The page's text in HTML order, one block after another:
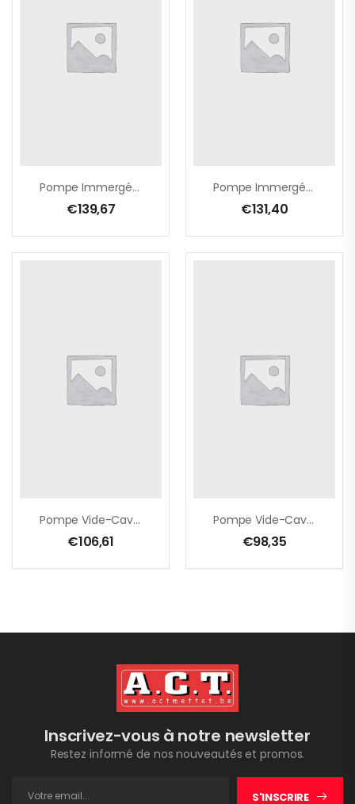
Pompe Immergée Pour Eau Chargée • 1100 W
€139,67
Pompe Immergée Pour Eau Claire • 1100 W
€131,40
Pompe Vide-Cave À Eau Chargée
€106,61
Pompe Vide-Cave À Eau Claire
€98,35
Inscrivez-vous à notre newsletter
Restez informé de nos nouveautés et promos.
S'INSCRIRE